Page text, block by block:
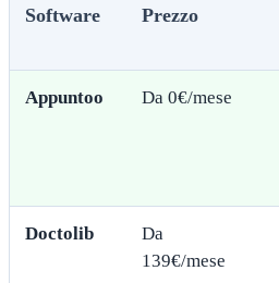
Software Prezzo
Appuntoo Da 0€/mese
Doctolib
Da
139€/mese